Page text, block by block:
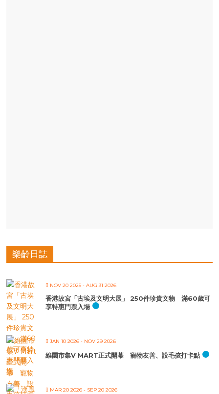
樂齡日誌
NOV 20 2025 - AUG 31 2026
香港故宮「古埃及文明大展」 250件珍貴文物 滿60歲可
享特惠門票入場
JAN 10 2026 - NOV 29 2026
維園市集V MART正式開幕 寵物友善、設毛孩打卡點
MAR 20 2026 - SEP 20 2026